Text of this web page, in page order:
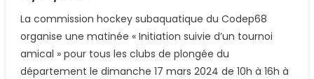
La commission hockey subaquatique du Codep68
organise une matinée « Initiation suivie d’un tournoi
amical » pour tous les clubs de plongée du
département le dimanche 17 mars 2024 de 10h à 16h à